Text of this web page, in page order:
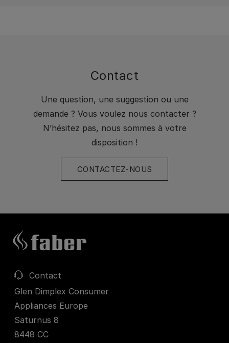
Contact
Une question, une suggestion ou une
demande ? Vous voulez nous contacter ?
N’hésitez pas, nous sommes à votre
disposition !
CONTACTEZ-NOUS
Contact
Glen Dimplex Consumer
Appliances Europe
Saturnus 8
8448 CC